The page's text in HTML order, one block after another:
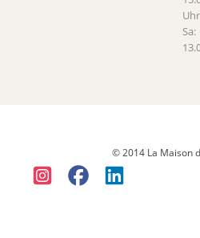
Uhr
© 2014 La Maison